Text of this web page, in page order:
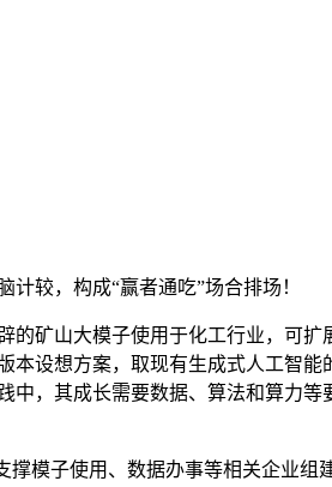
较，构成“赢者通吃”场合排场！
矿山大模子使用于化工行业，可扩
设想方案，取现有生成式人工智能
，其成长需要数据、算法和算力等
模子使用、数据办事等相关企业组